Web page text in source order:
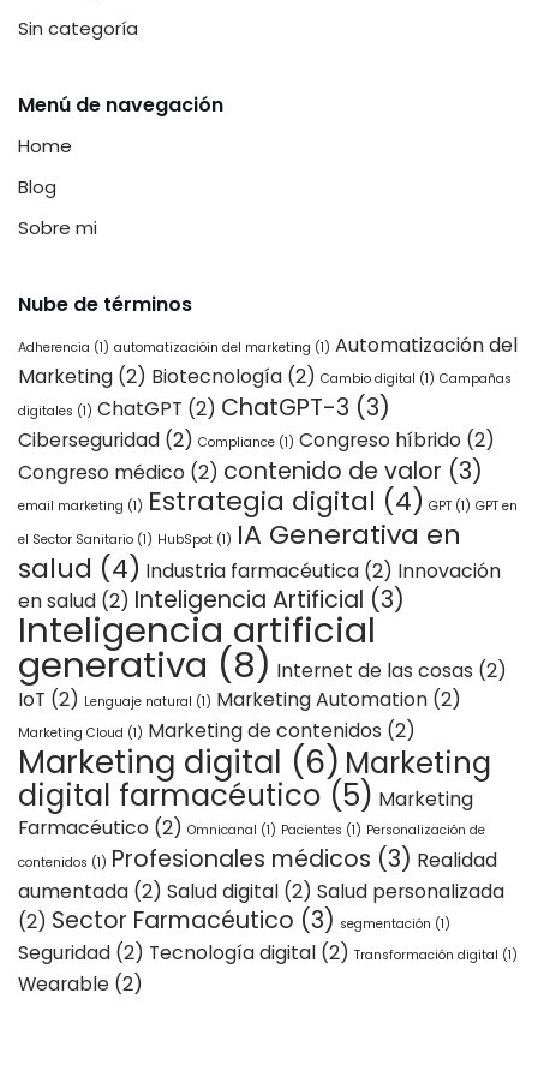
Sin categoría
Menú de navegación
Home
Blog
Sobre mi
Nube de términos
Adherencia (1) automatizacióin del marketing (1) Automatización del
Marketing (2) Biotecnología (2) Cambio digital (1) Campañas
digitales (1) ChatGPT (2) ChatGPT-3 (3)
Ciberseguridad (2) Compliance (1) Congreso híbrido (2)
Congreso médico (2) contenido de valor (3)
email marketing (1) Estrategia digital (4) GPT (1) GPT en
el Sector Sanitario (1) HubSpot (1) IA Generativa en
salud (4) Industria farmacéutica (2) Innovación
en salud (2) Inteligencia Artificial (3)
Inteligencia artificial
generativa (8) Internet de las cosas (2)
IoT (2) Lenguaje natural (1) Marketing Automation (2)
Marketing Cloud (1) Marketing de contenidos (2)
Marketing digital (6) Marketing
digital farmacéutico (5) Marketing
Farmacéutico (2) Omnicanal (1) Pacientes (1) Personalización de
contenidos (1) Profesionales médicos (3) Realidad
aumentada (2) Salud digital (2) Salud personalizada
(2) Sector Farmacéutico (3) segmentación (1)
Seguridad (2) Tecnología digital (2) Transformación digital (1)
Wearable (2)